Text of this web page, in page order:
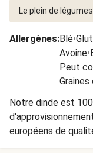
Le plein de légumes
Allergènes:Blé•
Avoine•
Peut
Notre dinde est
européens de